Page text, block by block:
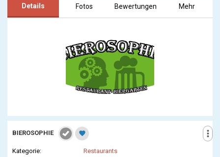
Details Fotos Bewertungen Mehr
more_vert
BIEROSOPHIE favorite
Kategorie: Restaurants